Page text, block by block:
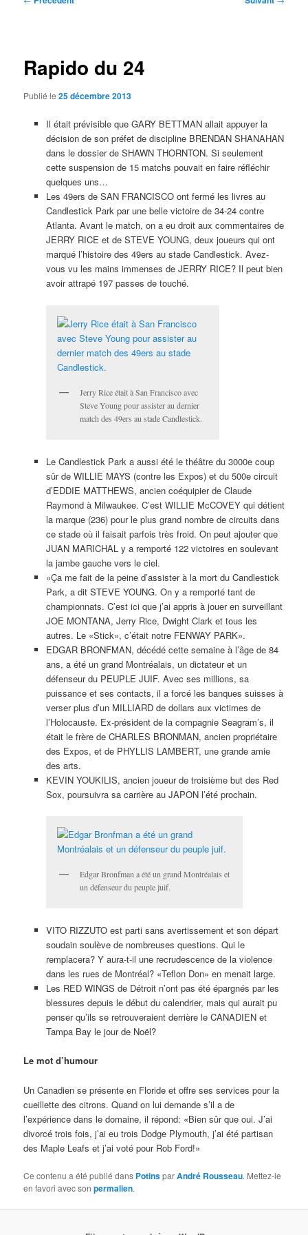
Rapido du 24
Publié le25 décembre 2013
Il était prévisible que GARY BETTMAN allait appuyer la
décision de son préfet de discipline BRENDAN SHANAHAN
dans le dossier de SHAWN THORNTON. Si seulement
cette suspension de 15 matchs pouvait en faire réfléchir
quelques uns…
Les 49ers de SAN FRANCISCO ont fermé les livres au
Candlestick Park par une belle victoire de 34-24 contre
Atlanta. Avant le match, on a eu droit aux commentaires de
JERRY RICE et de STEVE YOUNG, deux joueurs qui ont
marqué l’histoire des 49ers au stade Candlestick. Avez-
vous vu les mains immenses de JERRY RICE? Il peut bien
avoir attrapé 197 passes de touché.
Jerry Rice était à San Francisco avec
Steve Young pour assister au dernier
match des 49ers au stade Candlestick.
Le Candlestick Park a aussi été le théâtre du 3000e coup
sûr de WILLIE MAYS (contre les Expos) et du 500e circuit
d’EDDIE MATTHEWS, ancien coéquipier de Claude
Raymond à Milwaukee. C’est WILLIE McCOVEY qui détient
la marque (236) pour le plus grand nombre de circuits dans
ce stade où il faisait parfois très froid. On peut ajouter que
JUAN MARICHAL y a remporté 122 victoires en soulevant
la jambe gauche vers le ciel.
«Ça me fait de la peine d’assister à la mort du Candlestick
Park, a dit STEVE YOUNG. On y a remporté tant de
championnats. C’est ici que j’ai appris à jouer en surveillant
JOE MONTANA, Jerry Rice, Dwight Clark et tous les
autres. Le «Stick», c’était notre FENWAY PARK».
EDGAR BRONFMAN, décédé cette semaine à l’âge de 84
ans, a été un grand Montréalais, un dictateur et un
défenseur du PEUPLE JUIF. Avec ses millions, sa
puissance et ses contacts, il a forcé les banques suisses à
verser plus d’un MILLIARD de dollars aux victimes de
l’Holocauste. Ex-président de la compagnie Seagram’s, il
était le frère de CHARLES BRONMAN, ancien propriétaire
des Expos, et de PHYLLIS LAMBERT, une grande amie
des arts.
KEVIN YOUKILIS, ancien joueur de troisième but des Red
Sox, poursuivra sa carrière au JAPON l’été prochain.
Edgar Bronfman a été un grand Montréalais et
un défenseur du peuple juif.
VITO RIZZUTO est parti sans avertissement et son départ
soudain soulève de nombreuses questions. Qui le
remplacera? Y aura-t-il une recrudescence de la violence
dans les rues de Montréal? «Teflon Don» en menait large.
Les RED WINGS de Détroit n’ont pas été épargnés par les
blessures depuis le début du calendrier, mais qui aurait pu
penser qu’ils se retrouveraient derrière le CANADIEN et
Tampa Bay le jour de Noël?
Le mot d’humour
Un Canadien se présente en Floride et offre ses services pour la
cueillette des citrons. Quand on lui demande s’il a de
l’expérience dans le domaine, il répond: «Bien sûr que oui. J’ai
divorcé trois fois, j’ai eu trois Dodge Plymouth, j’ai été partisan
des Maple Leafs et j’ai voté pour Rob Ford!»
Ce contenu a été publié dans PotinsparAndré Rousseau. Mettez-le
en favori avec sonpermalien.